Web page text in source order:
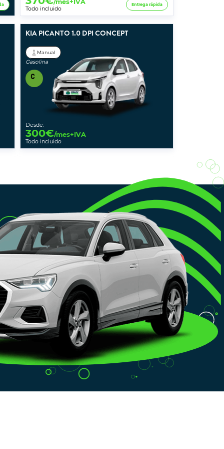
/mes+IVA
Todo incluido
Entrega rápida
KIA PICANTO 1.0 DPI CONCEPT
Manual
Gasolina
Desde:
300€/mes+IVA
Todo incluido